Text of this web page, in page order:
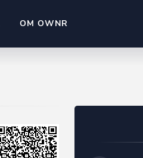
OM OWNR